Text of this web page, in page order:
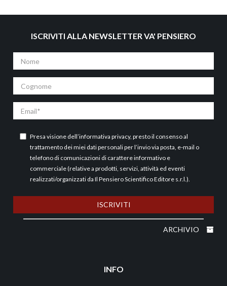
ISCRIVITI ALLA NEWSLETTER VA' PENSIERO
Presa visione dell’informativa privacy, presto il consenso al
trattamento dei miei dati personali per l’invio via posta, e-mail o
telefono di comunicazioni di carattere informativo e
commerciale (relative a prodotti, servizi, attività ed eventi
realizzati/organizzati da Il Pensiero Scientifico Editore s.r.l.).
ISCRIVITI
ARCHIVIO
INFO